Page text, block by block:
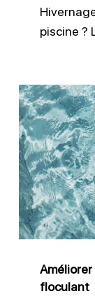
piscine ?
Améliorer
la
clarté
de
l’eau
avec
un
floculant